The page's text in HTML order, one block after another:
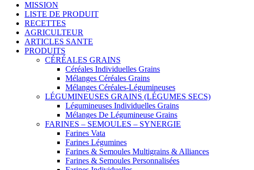
MISSION
LISTE DE PRODUIT
RECETTES
AGRICULTEUR
ARTICLES SANTE
PRODUITS
CÉRÉALES GRAINS
Céréales Individuelles Grains
Mélanges Céréales Grains
Mélanges Céréales-Légumineuses
LÉGUMINEUSES GRAINS (LÉGUMES SECS)
Légumineuses Individuelles Grains
Mélanges De Légumineuse Grains
FARINES – SEMOULES – SYNERGIE
Farines Vata
Farines Légumines
Farines & Semoules Multigrains & Alliances
Farines & Semoules Personnalisées